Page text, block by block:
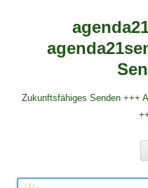
Zukunftsfähiges Senden +++